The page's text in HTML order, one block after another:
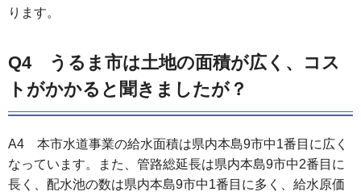
ります。
Q4 うるま市は土地の面積が広く、コス
トがかかると聞きましたが？
A4 本市水道事業の給水面積は県内本島9市中1番目に広く
なっています。また、管路総延長は県内本島9市中2番目に
長く、配水池の数は県内本島9市中1番目に多く、給水原価